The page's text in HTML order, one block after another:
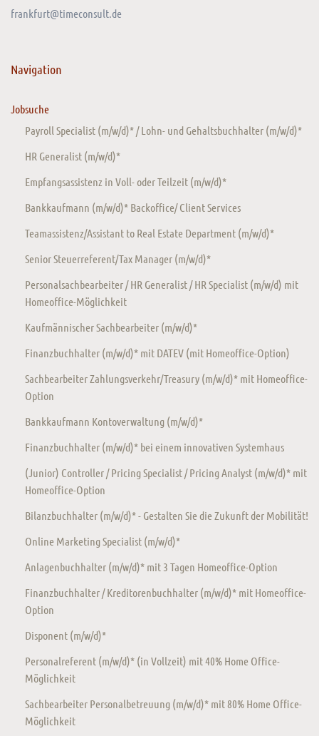
frankfurt@timeconsult.de
Navigation
Jobsuche
Payroll Specialist (m/w/d)* / Lohn- und Gehaltsbuchhalter (m/w/d)*
HR Generalist (m/w/d)*
Empfangsassistenz in Voll- oder Teilzeit (m/w/d)*
Bankkaufmann (m/w/d)* Backoffice/ Client Services
Teamassistenz/Assistant to Real Estate Department (m/w/d)*
Senior Steuerreferent/Tax Manager (m/w/d)*
Personalsachbearbeiter / HR Generalist / HR Specialist (m/w/d) mit
Homeoffice-Möglichkeit
Kaufmännischer Sachbearbeiter (m/w/d)*
Finanzbuchhalter (m/w/d)* mit DATEV (mit Homeoffice-Option)
Sachbearbeiter Zahlungsverkehr/Treasury (m/w/d)* mit Homeoffice-
Option
Bankkaufmann Kontoverwaltung (m/w/d)*
Finanzbuchhalter (m/w/d)* bei einem innovativen Systemhaus
(Junior) Controller / Pricing Specialist / Pricing Analyst (m/w/d)* mit
Homeoffice-Option
Bilanzbuchhalter (m/w/d)* - Gestalten Sie die Zukunft der Mobilität!
Online Marketing Specialist (m/w/d)*
Anlagenbuchhalter (m/w/d)* mit 3 Tagen Homeoffice-Option
Finanzbuchhalter / Kreditorenbuchhalter (m/w/d)* mit Homeoffice-
Option
Disponent (m/w/d)*
Personalreferent (m/w/d)* (in Vollzeit) mit 40% Home Office-
Möglichkeit
Sachbearbeiter Personalbetreuung (m/w/d)* mit 80% Home Office-
Möglichkeit